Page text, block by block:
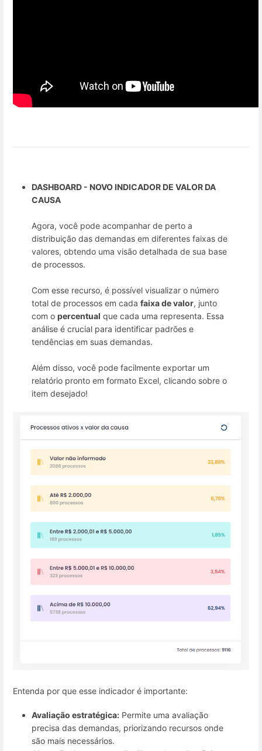
DASHBOARD - NOVO INDICADOR DE VALOR DA
CAUSA
Agora, você pode acompanhar de perto a
distribuição das demandas em diferentes faixas de
valores, obtendo uma visão detalhada de sua base
de processos.
Com esse recurso, é possível visualizar o número
total de processos em cada faixa de valor, junto
com o percentual que cada uma representa. Essa
análise é crucial para identificar padrões e
tendências em suas demandas.
Além disso, você pode facilmente exportar um
relatório pronto em formato Excel, clicando sobre o
item desejado!
Entenda por que esse indicador é importante:
Avaliação estratégica: Permite uma avaliação
precisa das demandas, priorizando recursos onde
são mais necessários.